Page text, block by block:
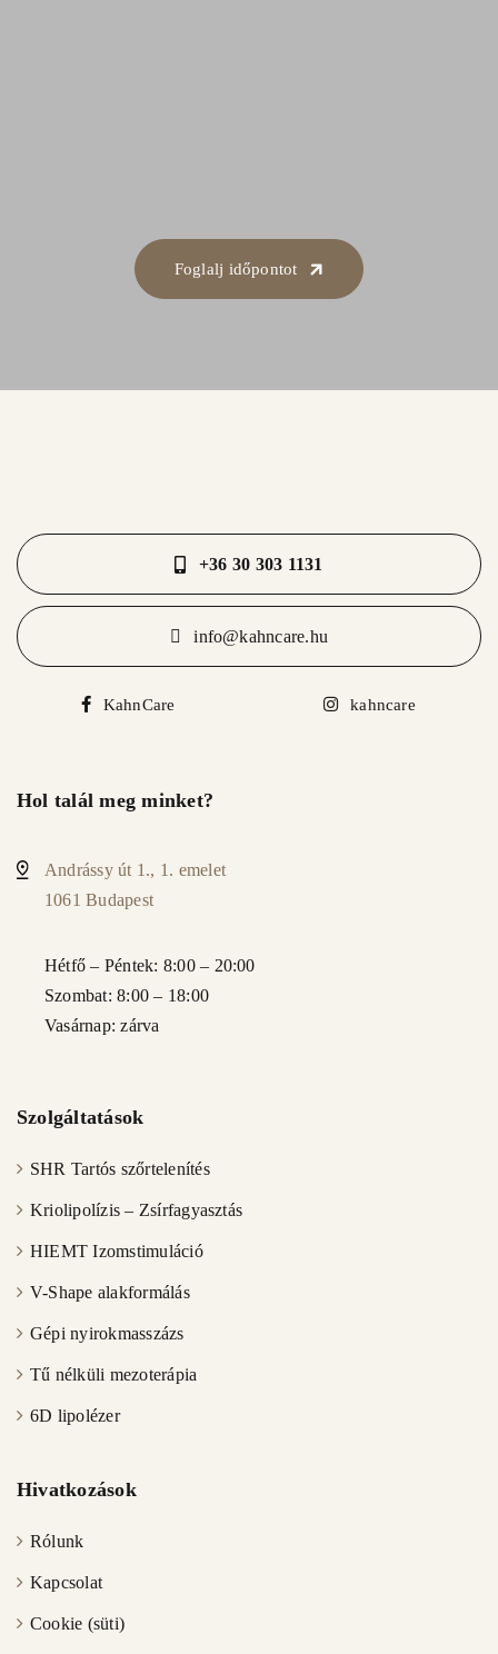
Foglalj időpontot
+36 30 303 1131
info@kahncare.hu
KahnCare kahncare
Hol talál meg minket?
Andrássy út 1., 1. emelet
1061 Budapest
Hétfő – Péntek: 8:00 – 20:00
Szombat: 8:00 – 18:00
Vasárnap: zárva
Szolgáltatások
SHR Tartós szőrtelenítés
Kriolipolízis – Zsírfagyasztás
HIEMT Izomstimuláció
V-Shape alakformálás
Gépi nyirokmasszázs
Tű nélküli mezoterápia
6D lipolézer
Hivatkozások
Rólunk
Kapcsolat
Cookie (süti)